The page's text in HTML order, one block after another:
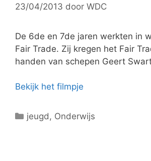
i
ë
n
23/04/2013 door WDC
De 6de en 7de jaren werkten in
Fair Trade. Zij kregen het Fair
handen van schepen Geert
Bekijk het filmpje
C
jeugd, Onderwijs